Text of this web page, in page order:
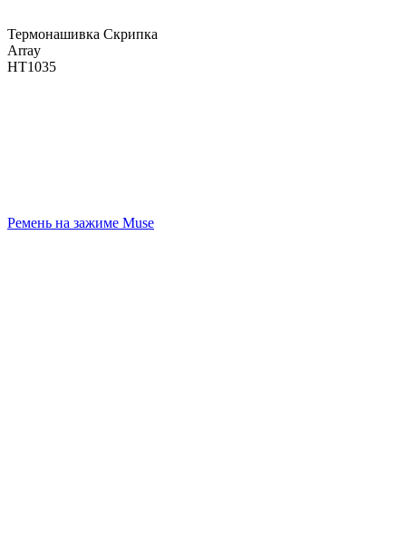
Термонашивка Скрипка
Array
НТ1035
Ремень на зажиме Muse